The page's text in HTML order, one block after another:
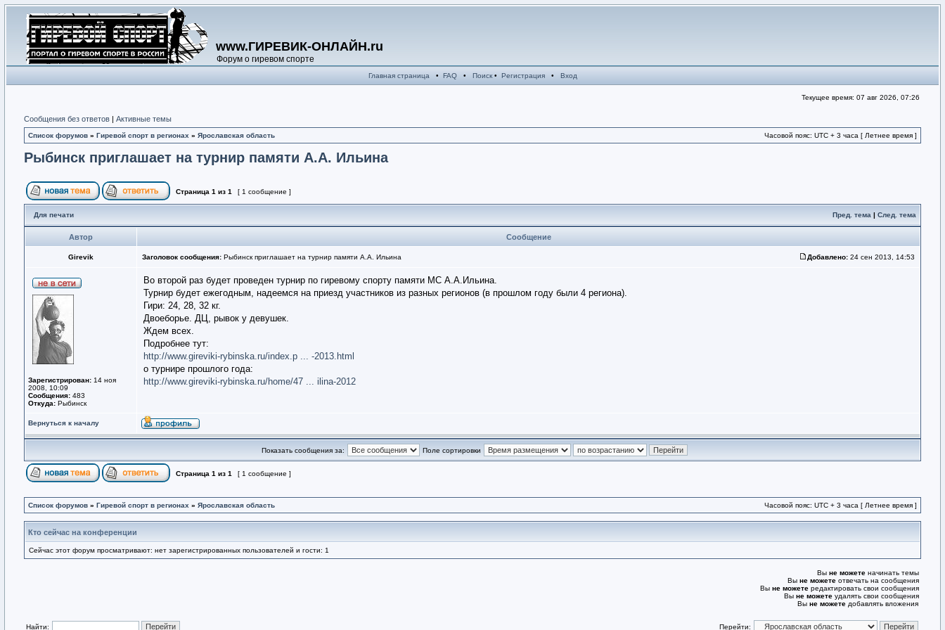
www.ГИРЕВИК-ОНЛАЙН.ru
Форум о гиревом спорте
Главная страница • FAQ• Поиск• Регистрация• Вход
Текущее время: 07 авг 2026, 07:26
Сообщения без ответов | Активные темы
Список форумов » Гиревой спорт в регионах » Ярославская область Часовой пояс: UTC + 3 часа [ Летнее время ]
Рыбинск приглашает на турнир памяти А.А. Ильина
Страница 1 из 1 [ 1 сообщение ]
Для печати Пред. тема | След. тема
Автор Сообщение
Girevik Заголовок сообщения: Рыбинск приглашает на турнир памяти А.А. Ильина Добавлено: 24 сен 2013, 14:53
Зарегистрирован: 14 ноя
2008, 10:09
Сообщения: 483
Откуда: Рыбинск
Во второй раз будет проведен турнир по гиревому спорту памяти МС А.А.Ильина.
Турнир будет ежегодным, надеемся на приезд участников из разных регионов (в прошлом году были 4 региона).
Гири: 24, 28, 32 кг.
Двоеборье. ДЦ, рывок у девушек.
Ждем всех.
Подробнее тут:
http://www.gireviki-rybinska.ru/index.p ... -2013.html
о турнире прошлого года:
http://www.gireviki-rybinska.ru/home/47 ... ilina-2012
Вернуться к началу
Показать сообщения за: Поле сортировки
Страница 1 из 1 [ 1 сообщение ]
Список форумов » Гиревой спорт в регионах » Ярославская область Часовой пояс: UTC + 3 часа [ Летнее время ]
Кто сейчас на конференции
Сейчас этот форум просматривают: нет зарегистрированных пользователей и гости: 1
Вы не можете начинать темы
Вы не можете отвечать на сообщения
Вы не можете редактировать свои сообщения
Вы не можете удалять свои сообщения
Вы не можете добавлять вложения
Найти: Перейти: